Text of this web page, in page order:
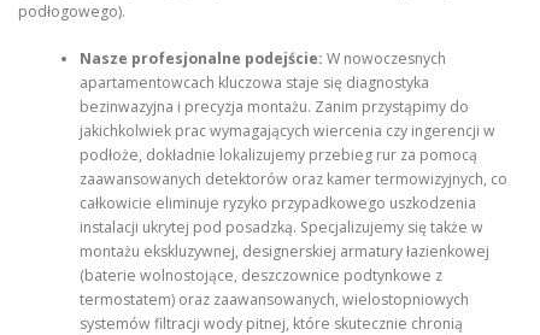
podłogowego).
Nasze profesjonalne podejście: W nowoczesnych
apartamentowcach kluczowa staje się diagnostyka
bezinwazyjna i precyzja montażu. Zanim przystąpimy do
jakichkolwiek prac wymagających wiercenia czy ingerencji w
podłoże, dokładnie lokalizujemy przebieg rur za pomocą
zaawansowanych detektorów oraz kamer termowizyjnych, co
całkowicie eliminuje ryzyko przypadkowego uszkodzenia
instalacji ukrytej pod posadzką. Specjalizujemy się także w
montażu ekskluzywnej, designerskiej armatury łazienkowej
(baterie wolnostojące, deszczownice podtynkowe z
termostatem) oraz zaawansowanych, wielostopniowych
systemów filtracji wody pitnej, które skutecznie chronią